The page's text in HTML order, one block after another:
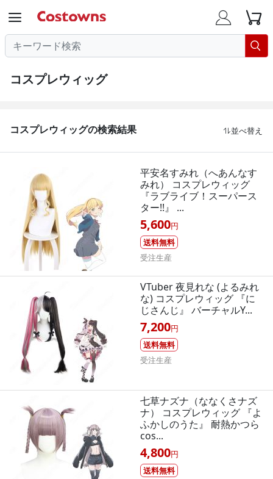
  

コスプレウィッグ
コスプレウィッグの検索結果 並べ替え
平安名すみれ（へあんなす
みれ） コスプレウィッグ
『ラブライブ！スーパース
ター!!』 ...
5,600円
送料無料
受注生産
VTuber 夜見れな (よるみれ
な) コスプレウィッグ 『に
じさんじ』 バーチャルY...
7,200円
送料無料
受注生産
七草ナズナ（ななくさナズ
ナ） コスプレウィッグ 『よ
ふかしのうた』 耐熱かつら
cos...
4,800円
送料無料